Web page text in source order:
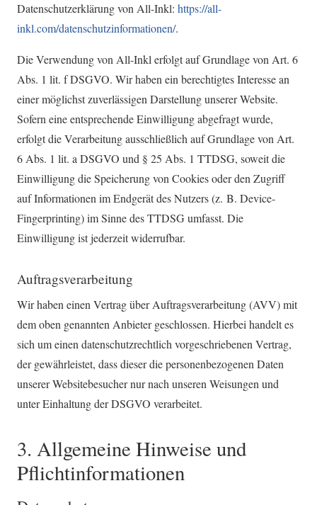
Datenschutzerklärung von All-Inkl: https://all-
inkl.com/datenschutzinformationen/.
Die Verwendung von All-Inkl erfolgt auf Grundlage von Art. 6
Abs. 1 lit. f DSGVO. Wir haben ein berechtigtes Interesse an
einer möglichst zuverlässigen Darstellung unserer Website.
Sofern eine entsprechende Einwilligung abgefragt wurde,
erfolgt die Verarbeitung ausschließlich auf Grundlage von Art.
6 Abs. 1 lit. a DSGVO und § 25 Abs. 1 TTDSG, soweit die
Einwilligung die Speicherung von Cookies oder den Zugriff
auf Informationen im Endgerät des Nutzers (z. B. Device-
Fingerprinting) im Sinne des TTDSG umfasst. Die
Einwilligung ist jederzeit widerrufbar.
Auftragsverarbeitung
Wir haben einen Vertrag über Auftragsverarbeitung (AVV) mit
dem oben genannten Anbieter geschlossen. Hierbei handelt es
sich um einen datenschutzrechtlich vorgeschriebenen Vertrag,
der gewährleistet, dass dieser die personenbezogenen Daten
unserer Websitebesucher nur nach unseren Weisungen und
unter Einhaltung der DSGVO verarbeitet.
3. Allgemeine Hinweise und
Pflicht­informationen